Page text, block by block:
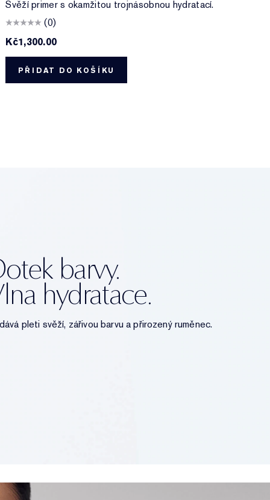
Svěží primer s okamžitou trojnásobnou hydratací.
(0)
Kč1,300.00
PŘIDAT DO KOŠÍKU
barvy.
hydratace.
pleti svěží, zářivou barvu a přirozený ruměnec.